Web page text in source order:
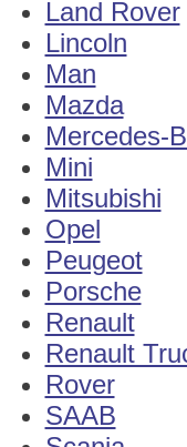
Land Rover
Lincoln
Man
Mazda
Mercedes-
Mini
Mitsubishi
Opel
Peugeot
Porsche
Renault
Renault
Rover
SAAB